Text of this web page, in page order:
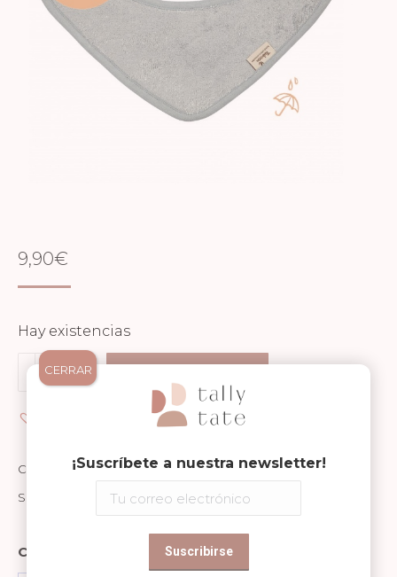
9,90€
Hay existencias
Bandana
Waterproof
-
Blue
Añadir a Wishlist
Categorías:Bandana,Complemento, Niñas,Niños,Timboo
SKU:
TM-BAV14-542
Compartir en
¡Suscríbete a nuestra newsletter!
CERRAR